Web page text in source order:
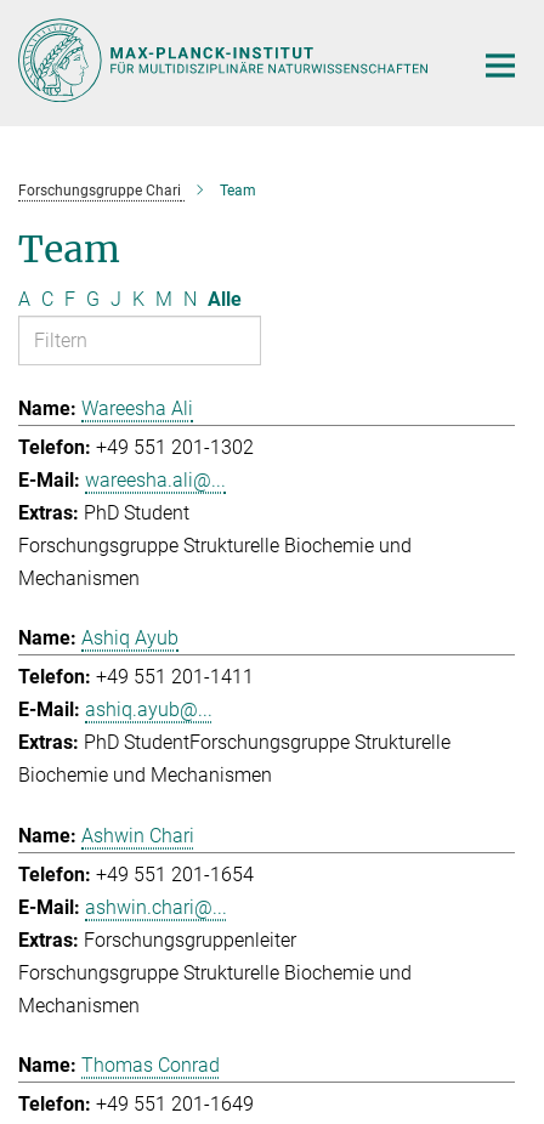
Hauptinhalt
Forschungsgruppe Chari Team
Team
A C F G J K M N Alle
Wareesha Ali
+49 551 201-1302
wareesha.ali@...
PhD Student
Forschungsgruppe Strukturelle Biochemie und
Mechanismen
Ashiq Ayub
+49 551 201-1411
ashiq.ayub@...
PhD StudentForschungsgruppe Strukturelle
Biochemie und Mechanismen
Ashwin Chari
+49 551 201-1654
ashwin.chari@...
Forschungsgruppenleiter
Forschungsgruppe Strukturelle Biochemie und
Mechanismen
Thomas Conrad
+49 551 201-1649